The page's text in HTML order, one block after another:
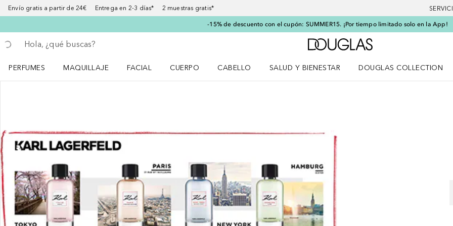
Envío gratis a partir de 24€ Entrega en 2-3 días* 2 muestras gratis*
-15% de descuento con el cupón: SUMMER15. ¡Por tiempo limitado solo en la App!
Regresar
Ejecutar búsqueda
A Douglas Home
PERFUMES
MAQUILLAJE
FACIAL
CUERPO
CABELLO
SALUD Y BIENESTAR
DOUGLAS COLLECTION